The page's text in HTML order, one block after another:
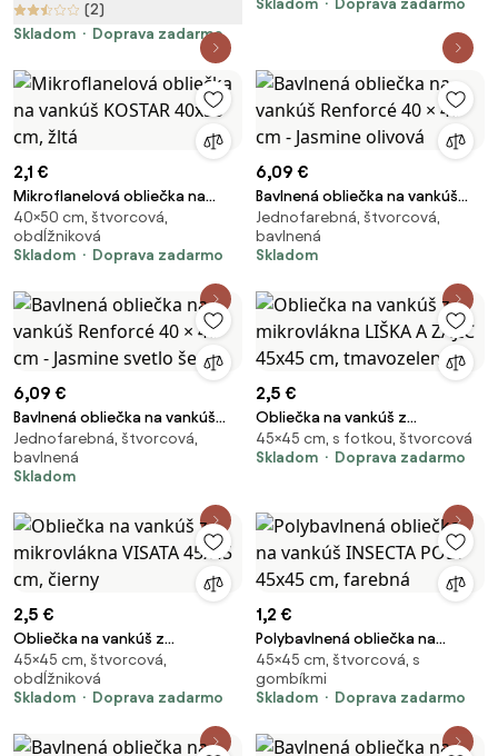
(2)
Skladom
Doprava zadarmo
Skladom Doprava zadarmo
2,1 €
Mikroflanelová obliečka na
vankúš KOSTAR 40x50 cm, žltá
40×50 cm, štvorcová,
obdĺžniková
Skladom
Doprava zadarmo
6,09 €
Bavlnená obliečka na vankúš
Renforcé 40 × 40 cm - Jasmine
olivová
Jednofarebná, štvorcová,
bavlnená
Skladom
6,09 €
Bavlnená obliečka na vankúš
Renforcé 40 × 40 cm - Jasmine
svetlo šedá
Jednofarebná, štvorcová,
bavlnená
Skladom
2,5 €
Obliečka na vankúš z
mikrovlákna LIŠKA A ZAJÍC 45x45
cm, tmavozelený
45×45 cm, s fotkou, štvorcová
Skladom
Doprava zadarmo
2,5 €
Obliečka na vankúš z
mikrovlákna VISATA 45x45 cm,
čierny
45×45 cm, štvorcová,
obdĺžniková
Skladom
Doprava zadarmo
1,2 €
Polybavlnená obliečka na
vankúš INSECTA POLY 45x45 cm,
farebná
45×45 cm, štvorcová, s
gombíkmi
Skladom
Doprava zadarmo